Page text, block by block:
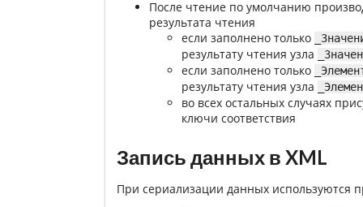
После чтение по умолчанию
результата чтения
если заполнено только
результату чтения узла
если заполнено только
результату чтения узла
во всех остальных случаях
ключи соответствия
Запись данных в XML
При сериализации данных используются